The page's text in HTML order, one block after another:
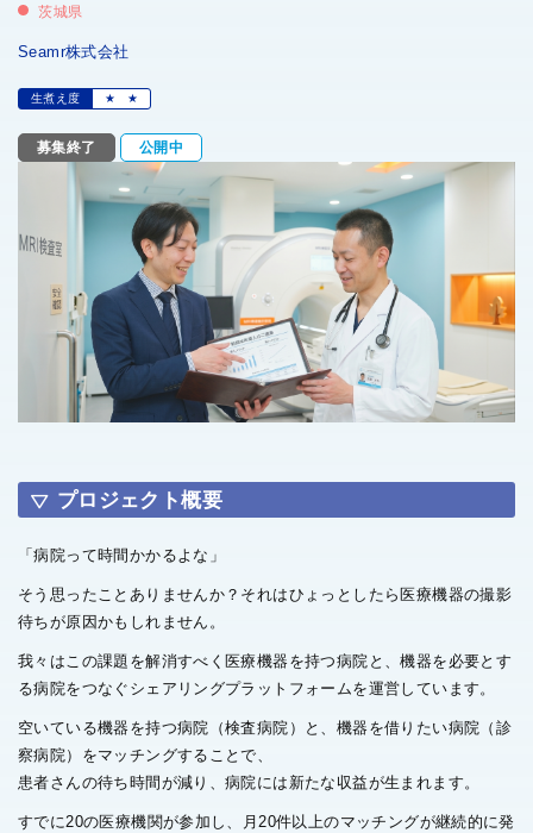
茨城県
Seamr株式会社
生煮え度 ★ ★
募集終了 公開中
プロジェクト概要
「病院って時間かかるよな」
そう思ったことありませんか？それはひょっとしたら医療機器の撮影
待ちが原因かもしれません。
我々はこの課題を解消すべく医療機器を持つ病院と、機器を必要とす
る病院をつなぐシェアリングプラットフォームを運営しています。
空いている機器を持つ病院（検査病院）と、機器を借りたい病院（診
察病院）をマッチングすることで、
患者さんの待ち時間が減り、病院には新たな収益が生まれます。
すでに20の医療機関が参加し、月20件以上のマッチングが継続的に発